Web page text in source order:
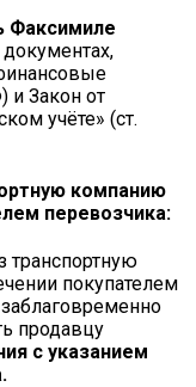
Факсимиле
и Закон от
учёте» (ст.
компанию
перевозчика:
транспортную
покупателем
продавцу
с указанием